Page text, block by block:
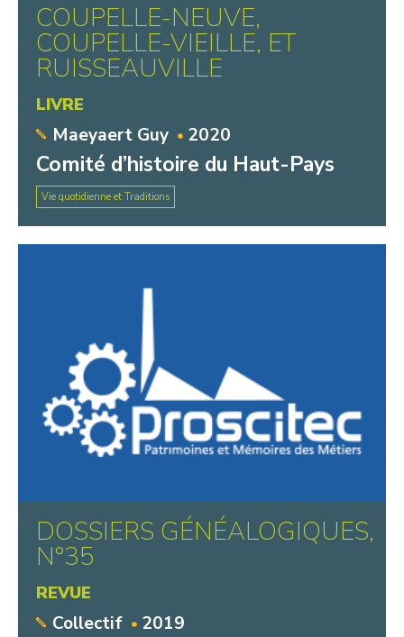
COUPELLE-NEUVE,
COUPELLE-VIEILLE, ET
RUISSEAUVILLE
LIVRE
Maeyaert Guy 2020
Comité d’histoire du Haut-Pays
Vie quotidienne et Traditions
DOSSIERS GÉNÉALOGIQUES,
N°35
REVUE
Collectif 2019